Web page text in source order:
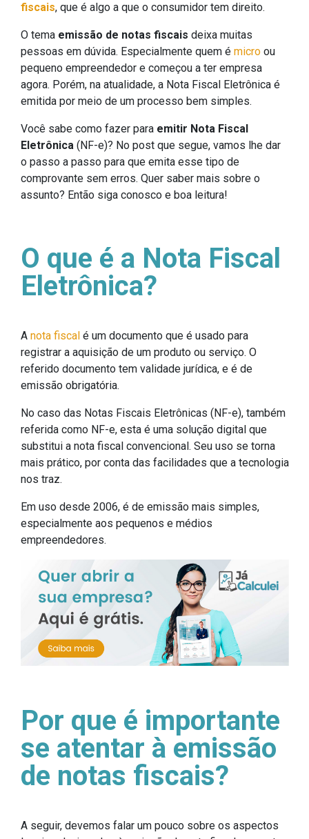
fiscais, que é algo a que o consumidor tem direito.
O tema emissão de notas fiscais deixa muitas
pessoas em dúvida. Especialmente quem é micro ou
pequeno empreendedor e começou a ter empresa
agora. Porém, na atualidade, a Nota Fiscal Eletrônica é
emitida por meio de um processo bem simples.
Você sabe como fazer para emitir Nota Fiscal
Eletrônica (NF-e)? No post que segue, vamos lhe dar
o passo a passo para que emita esse tipo de
comprovante sem erros. Quer saber mais sobre o
assunto? Então siga conosco e boa leitura!
O que é a Nota Fiscal
Eletrônica?
A nota fiscal é um documento que é usado para
registrar a aquisição de um produto ou serviço. O
referido documento tem validade jurídica, e é de
emissão obrigatória.
No caso das Notas Fiscais Eletrônicas (NF-e), também
referida como NF-e, esta é uma solução digital que
substitui a nota fiscal convencional. Seu uso se torna
mais prático, por conta das facilidades que a tecnologia
nos traz.
Em uso desde 2006, é de emissão mais simples,
especialmente aos pequenos e médios
empreendedores.
Por que é importante
se atentar à emissão
de notas fiscais?
A seguir, devemos falar um pouco sobre os aspectos